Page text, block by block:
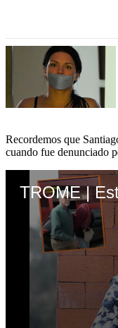
Recordemos que
cuando fue denunciado